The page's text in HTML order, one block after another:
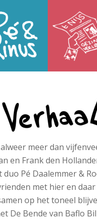
meer dan
en Frank den
duo Pé Daalemmer &
met hier en
op het toneel
De Bende van Baflo